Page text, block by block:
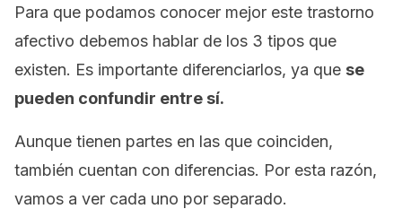
Para que podamos conocer mejor este trastorno
afectivo debemos hablar de los 3 tipos que
existen. Es importante diferenciarlos, ya que se
pueden confundir entre sí.
Aunque tienen partes en las que coinciden,
también cuentan con diferencias. Por esta razón,
vamos a ver cada uno por separado.